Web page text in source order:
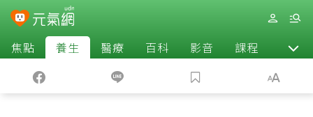
焦點 養生 醫療 百科 影音 課程 退休